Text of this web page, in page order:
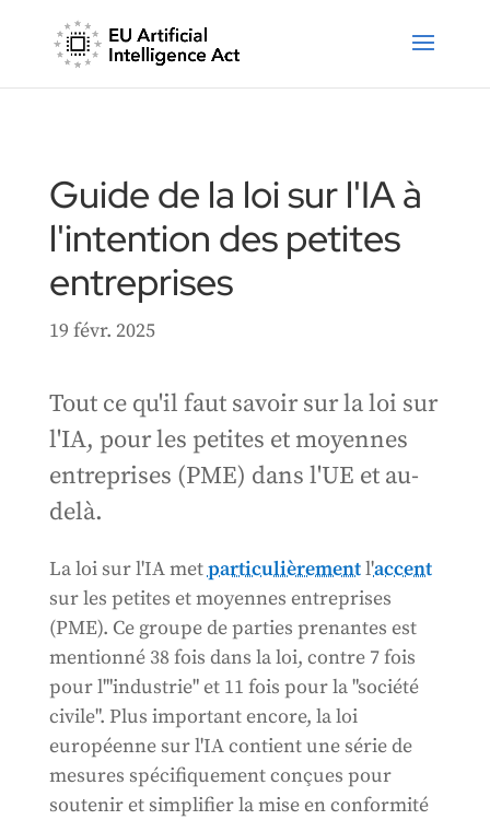
Guide de la loi sur l'IA à
l'intention des petites
entreprises
19 févr. 2025
Tout ce qu'il faut savoir sur la loi sur
l'IA, pour les petites et moyennes
entreprises (PME) dans l'UE et au-
delà.
La loi sur l'IA metparticulièrementl'accent
sur les petites et moyennes entreprises
(PME). Ce groupe de parties prenantes est
mentionné 38 fois dans la loi, contre 7 fois
pour l'"industrie" et 11 fois pour la "société
civile". Plus important encore, la loi
européenne sur l'IA contient une série de
mesures spécifiquement conçues pour
soutenir et simplifier la mise en conformité